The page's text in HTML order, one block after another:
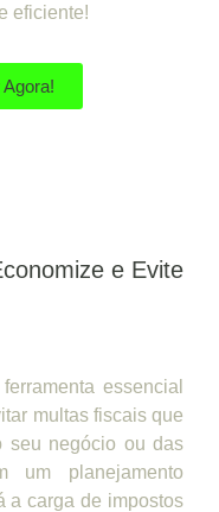
eficiente!
e Evite
essencial
multas fiscais que
seu negócio ou das
um planejamento
a carga de impostos